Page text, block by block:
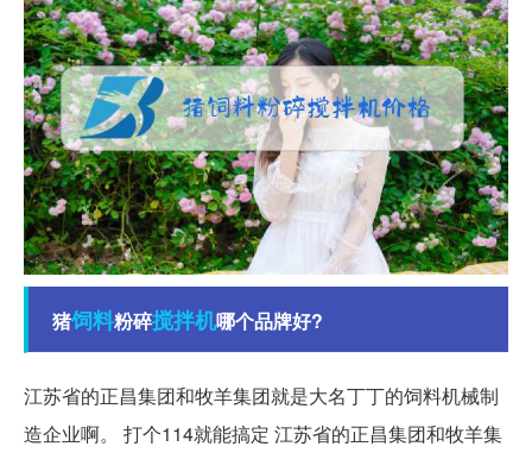
猪饲料粉碎搅拌机哪个品牌好?
江苏省的正昌集团和牧羊集团就是大名丁丁的饲料机械制
造企业啊。 打个114就能搞定 江苏省的正昌集团和牧羊集